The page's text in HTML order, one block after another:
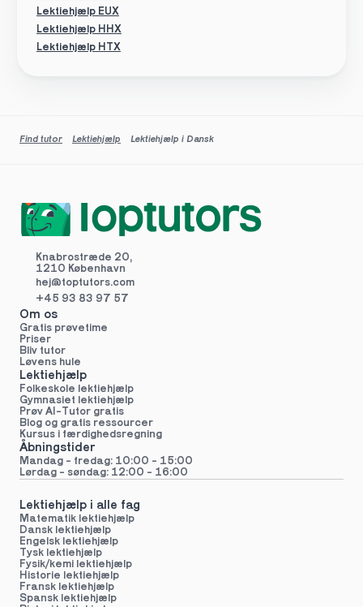
Lektiehjælp EUX
Lektiehjælp HHX
Lektiehjælp HTX
Find tutor Lektiehjælp Lektiehjælp i Dansk
Knabrostræde 20,
1210 København
hej@toptutors.com
+45 93 83 97 57
Om os
Gratis prøvetime
Priser
Bliv tutor
Løvens hule
Lektiehjælp
Folkeskole lektiehjælp
Gymnasiet lektiehjælp
Prøv AI-Tutor gratis
Blog og gratis ressourcer
Kursus i færdighedsregning
Åbningstider
Mandag - fredag: 10:00 - 15:00
Lørdag - søndag: 12:00 - 16:00
Lektiehjælp i alle fag
Matematik lektiehjælp
Dansk lektiehjælp
Engelsk lektiehjælp
Tysk lektiehjælp
Fysik/kemi lektiehjælp
Historie lektiehjælp
Fransk lektiehjælp
Spansk lektiehjælp